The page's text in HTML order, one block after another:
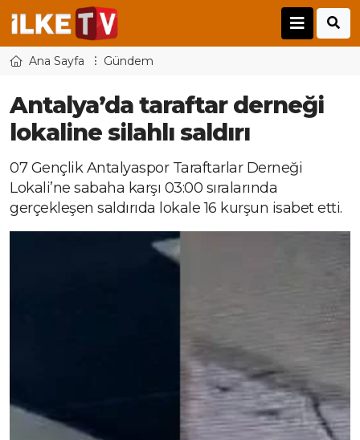
Ana Sayfa Gündem
Antalya’da taraftar derneği
lokaline silahlı saldırı
07 Gençlik Antalyaspor Taraftarlar Derneği
Lokali’ne sabaha karşı 03:00 sıralarında
gerçekleşen saldırıda lokale 16 kurşun isabet etti.